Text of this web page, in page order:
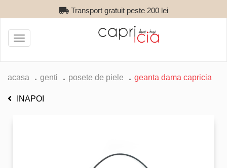
Transport gratuit peste 200 lei
Toggle
navigation
acasa genti posete de piele geanta dama capricia
INAPOI